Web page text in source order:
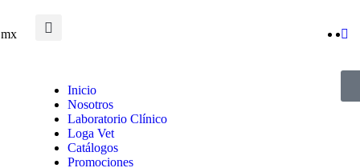
Inicio
Nosotros
Laboratorio Clínico
Loga Vet
Catálogos
Promociones